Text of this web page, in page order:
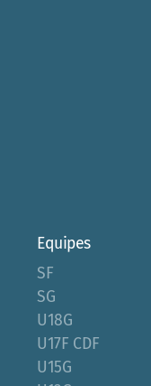
Equipes
SF
SG
U18G
U17F CDF
U15G